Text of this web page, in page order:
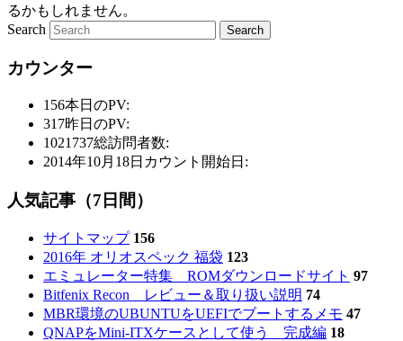
るかもしれません。
Search
カウンター
156本日のPV:
317昨日のPV:
1021737総訪問者数:
2014年10月18日 カウント開始日:
人気記事（7日間）
サイトマップ 156
2016年 オリオスペック 福袋 123
エミュレーター特集 ROMダウンロードサイト 97
Bitfenix Recon レビュー＆取り扱い説明 74
MBR環境のUBUNTUをUEFIでブートするメモ 47
QNAPをMini-ITXケースとして使う 完成編 18